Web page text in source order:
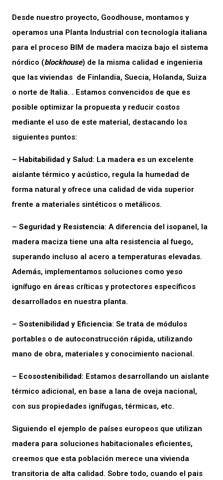
Desde nuestro proyecto, Goodhouse, montamos y
operamos una Planta Industrial con tecnología italiana
para el proceso BIM de madera maciza bajo el sistema
nórdico (blockhouse) de la misma calidad e ingenieria
que las viviendas de Finlandia, Suecia, Holanda, Suiza
o norte de Italia. . Estamos convencidos de que es
posible optimizar la propuesta y reducir costos
mediante el uso de este material, destacando los
siguientes puntos:
– Habitabilidad y Salud: La madera es un excelente
aislante térmico y acústico, regula la humedad de
forma natural y ofrece una calidad de vida superior
frente a materiales sintéticos o metálicos.
– Seguridad y Resistencia: A diferencia del isopanel, la
madera maciza tiene una alta resistencia al fuego,
superando incluso al acero a temperaturas elevadas.
Además, implementamos soluciones como yeso
ignífugo en áreas críticas y protectores específicos
desarrollados en nuestra planta.
– Sostenibilidad y Eficiencia: Se trata de módulos
portables o de autoconstrucción rápida, utilizando
mano de obra, materiales y conocimiento nacional.
– Ecosostenibilidad: Estamos desarrollando un aislante
térmico adicional, en base a lana de oveja nacional,
con sus propiedades ignífugas, térmicas, etc.
Siguiendo el ejemplo de países europeos que utilizan
madera para soluciones habitacionales eficientes,
creemos que esta población merece una vivienda
transitoria de alta calidad. Sobre todo, cuando el pais